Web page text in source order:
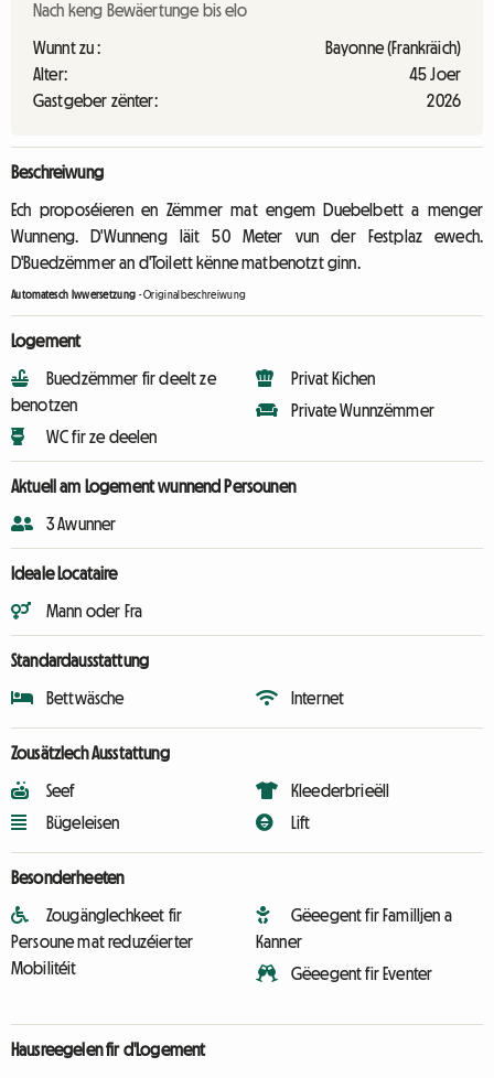
Nach keng Bewäertunge bis elo
Wunnt zu :
Bayonne (Frankräich)
Alter:
45 Joer
Gastgeber zënter:
2026
Beschreiwung
Ech proposéieren en Zëmmer mat engem Duebelbett a menger
Wunneng. D'Wunneng läit 50 Meter vun der Festplaz ewech.
D'Buedzëmmer an d'Toilett kënne matbenotzt ginn.
Automatesch Iwwersetzung -Originalbeschreiwung
Logement
Buedzëmmer fir deelt ze
benotzen
WC fir ze deelen
Privat Kichen
Private Wunnzëmmer
Aktuell am Logement wunnend Persounen
3 Awunner
Ideale Locataire
Mann oder Fra
Standardausstattung
Bettwäsche Internet
Zousätzlech Ausstattung
Seef
Bügeleisen
Kleederbrieëll
Lift
Besonderheeten
Zougänglechkeet fir
Persoune mat reduzéierter
Mobilitéit
Gëeegent fir Familljen a
Kanner
Gëeegent fir Eventer
Hausreegelen fir d'Logement